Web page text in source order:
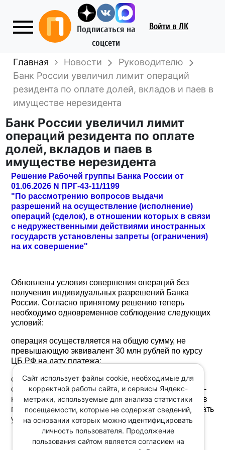
Подписаться на
соцсети
Войти в ЛК
Главная Новости
Руководителю
Банк России увеличил лимит операций
резидента по оплате долей, вкладов и паев в
имуществе нерезидента
Банк России увеличил лимит
операций резидента по оплате
долей, вкладов и паев в
имуществе нерезидента
Решение Рабочей группы Банка России от
01.06.2026 N ПРГ-43-11/1199
"По рассмотрению вопросов выдачи
разрешений на осуществление (исполнение)
операций (сделок), в отношении которых в связи
с недружественными действиями иностранных
государств установлены запреты (ограничения)
на их совершение"
Обновлены условия совершения операций без
получения индивидуальных разрешений Банка
России. Согласно принятому решению теперь
необходимо одновременное соблюдение следующих
условий:
операция осуществляется на общую сумму, не
превышающую эквивалент 30 млн рублей по курсу
ЦБ РФ на дату платежа;
совокупный объем операций резидента,
совершаемых с 01.07.2026 в пользу одного юрлица-
нерезидента, с учетом операций, совершенных им в
пользу этого лица с 01.04.2024, не должен превышать
указанный выше лимит.
Сайт использует файлы cookie, необходимые для
корректной работы сайта, и сервисы Яндекс-
метрики, используемые для анализа статистики
посещаемости, которые не содержат сведений,
на основании которых можно идентифицировать
личность пользователя. Продолжение
пользования сайтом является согласием на